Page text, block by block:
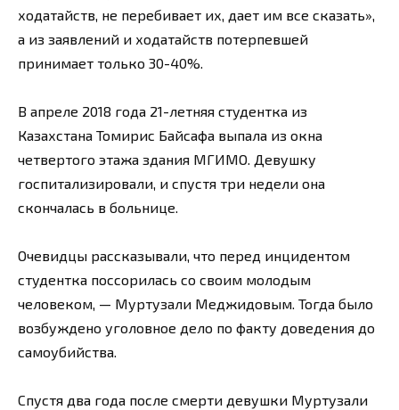
ходатайств, не перебивает их, дает им все сказать»,
а из заявлений и ходатайств потерпевшей
принимает только 30-40%.
В апреле 2018 года 21-летняя студентка из
Казахстана Томирис Байсафа выпала из окна
четвертого этажа здания МГИМО. Девушку
госпитализировали, и спустя три недели она
скончалась в больнице.
Очевидцы рассказывали, что перед инцидентом
студентка поссорилась со своим молодым
человеком, — Муртузали Меджидовым. Тогда было
возбуждено уголовное дело по факту доведения до
самоубийства.
Спустя два года после смерти девушки Муртузали